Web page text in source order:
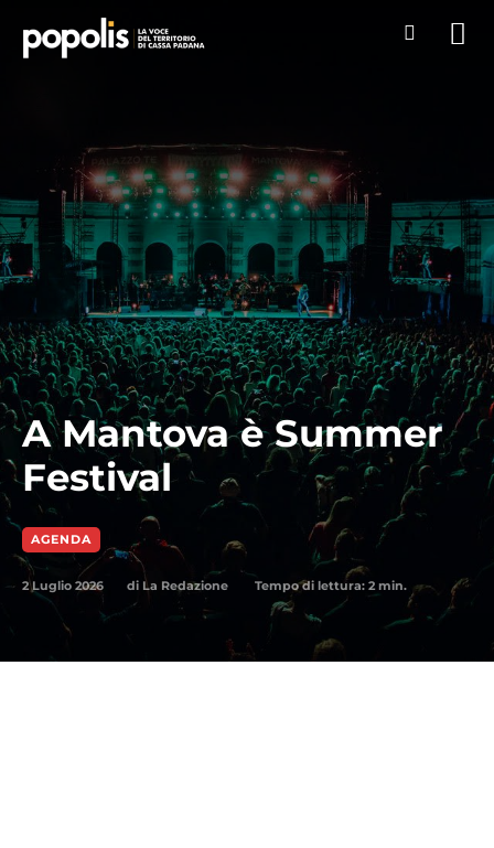
A Mantova è Summer
Festival
AGENDA
2 Luglio 2026 di La Redazione Tempo di lettura: 2min.